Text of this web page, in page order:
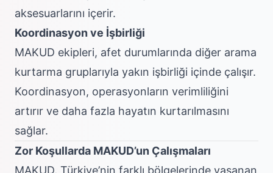
aksesuarlarını içerir.
Koordinasyon ve İşbirliği
MAKUD ekipleri, afet durumlarında diğer arama
kurtarma gruplarıyla yakın işbirliği içinde çalışır.
Koordinasyon, operasyonların verimliliğini
artırır ve daha fazla hayatın kurtarılmasını
sağlar.
Zor Koşullarda MAKUD’un Çalışmaları
MAKUD, Türkiye’nin farklı bölgelerinde yaşanan